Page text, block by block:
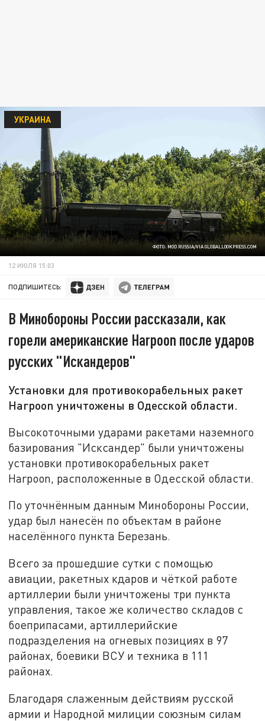
ФОТО: MOD RUSSIA/VIA GLOBALLOOKPRESS.COM
УКРАИНА
12 ИЮЛЯ 15:03
ПОДПИШИТЕСЬ:
В Минобороны России рассказали, как
горели американские Harpoon после ударов
русских "Искандеров"
Установки для противокорабельных ракет
Harpoon уничтожены в Одесской области.
Высокоточными ударами ракетами наземного
базирования "Исксандер" были уничтожены
установки противокорабельных ракет
Harpoon, расположенные в Одесской области.
По уточнённым данным Минобороны России,
удар был нанесён по объектам в районе
населённого пункта Березань.
Всего за прошедшие сутки с помощью
авиации, ракетных кдаров и чёткой работе
артиллерии были уничтожены три пункта
управления, такое же количество складов с
боеприпасами, артиллерийские
подразделения на огневых позициях в 97
районах, боевики ВСУ и техника в 111
районах.
Благодаря слаженным действиям русской
армии и Народной милиции союзным силам